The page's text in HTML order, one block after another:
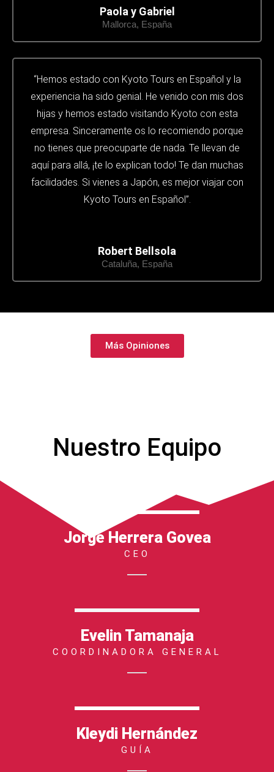
Paola y Gabriel
Mallorca, España
“Hemos estado con Kyoto Tours en Español y la
experiencia ha sido genial. He venido con mis dos
hijas y hemos estado visitando Kyoto con esta
empresa. Sinceramente os lo recomiendo porque
no tienes que preocuparte de nada. Te llevan de
aquí para allá, ¡te lo explican todo! Te dan muchas
facilidades. Si vienes a Japón, es mejor viajar con
Kyoto Tours en Español”.
Robert Bellsola
Cataluña, España
Más Opiniones
Nuestro Equipo
Jorge Herrera Govea
CEO
Evelin Tamanaja
COORDINADORA GENERAL
Kleydi Hernández
GUÍA